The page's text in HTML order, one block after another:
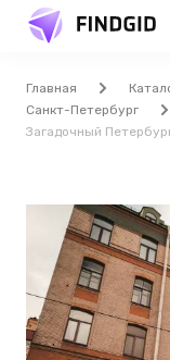
Главная
Санкт-Петербург
Загадочный